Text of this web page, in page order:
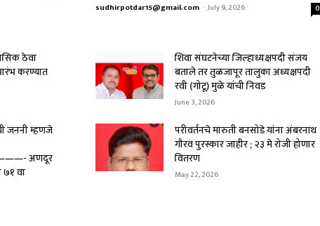
sudhirpotdar15@gmail.com - July 9, 2026 0
ठेवा
करण्यात
शिवा संघटनेच्या जिल्हाध्यक्षपदी संजय
बताले तर तुळजापूर तालुका अध्यक्षपदी
रवी (गोटू) मुळे यांची निवड
June 3, 2026
जननी म्हणजे
अणदूर
वा
परीवर्तनचे मारुती बनसोडे यांना अंबरनाथ
गौरव पुरस्कार जाहीर ; २३ मे रोजी होणार
वितरण
May 22, 2026